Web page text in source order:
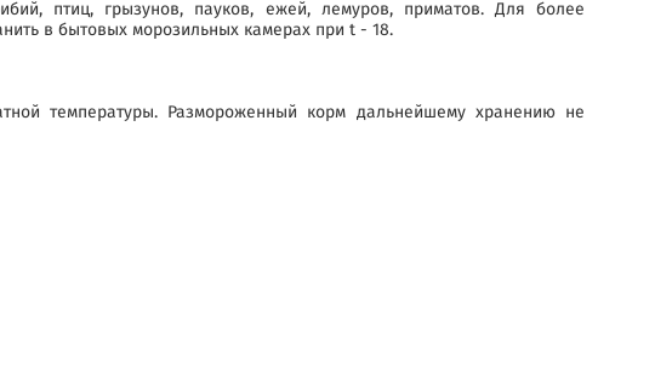
птиц, грызунов, пауков, ежей, лемуров, приматов. Для более
в бытовых морозильных камерах при t - 18.
температуры. Размороженный корм дальнейшему хранению не